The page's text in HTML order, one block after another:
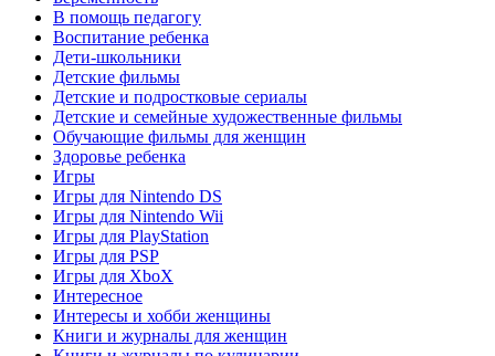
В помощь педагогу
Воспитание ребенка
Дети-школьники
Детские фильмы
Детские и подростковые сериалы
Детские и семейные художественные фильмы
Обучающие фильмы для женщин
Здоровье ребенка
Игры
Игры для Nintendo DS
Игры для Nintendo Wii
Игры для PlayStation
Игры для PSP
Игры для XboX
Интересное
Интересы и хобби женщины
Книги и журналы для женщин